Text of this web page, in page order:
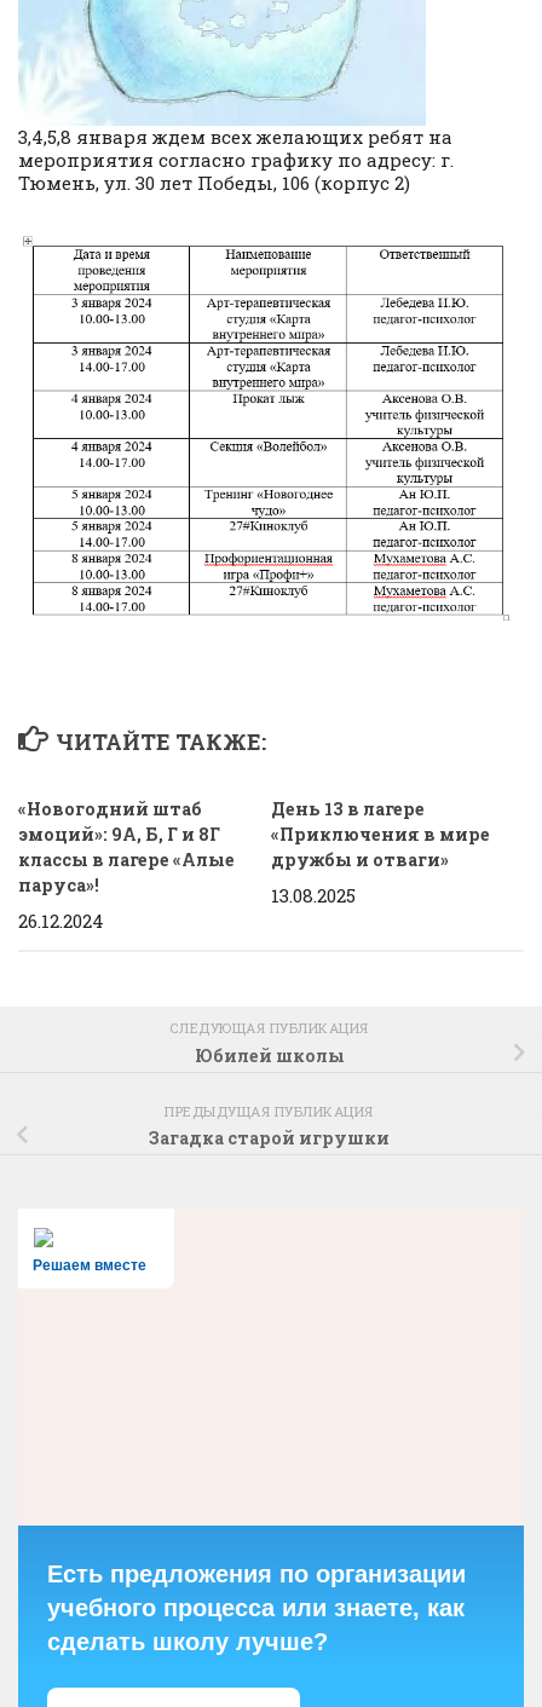
3,4,5,8 января ждем всех желающих ребят на
мероприятия согласно графику по адресу: г.
Тюмень, ул. 30 лет Победы, 106 (корпус 2)
ЧИТАЙТЕ ТАКЖЕ:
«Новогодний штаб
эмоций»: 9А, Б, Г и 8Г
классы в лагере «Алые
паруса»!
26.12.2024
День 13 в лагере
«Приключения в мире
дружбы и отваги»
13.08.2025
СЛЕДУЮЩАЯ ПУБЛИКАЦИЯ
Юбилей школы
ПРЕДЫДУЩАЯ ПУБЛИКАЦИЯ
Загадка старой игрушки
Решаем вместе
Есть предложения по организации
учебного процесса или знаете, как
сделать школу лучше?